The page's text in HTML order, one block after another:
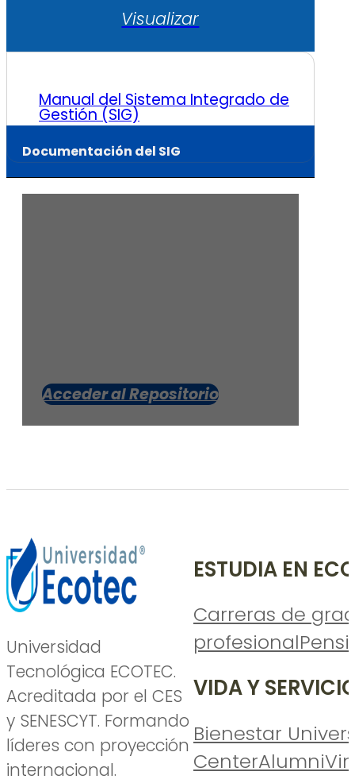
Visualizar
Manual del Sistema Integrado de
Gestión (SIG)
Documentación del SIG
Acceder al Repositorio
Universidad
Tecnológica ECOTEC.
Acreditada por el CES
y SENESCYT. Formando
líderes con proyección
internacional.
ESTUDIA EN
Carreras de
profesional
VIDA Y
Bienestar
CenterAlumni